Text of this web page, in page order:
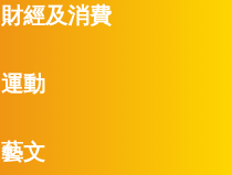
財經及消費
運動
藝文